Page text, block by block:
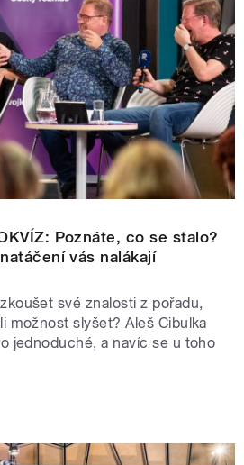
Poznáte, co se stalo?
vás nalákají
své znalosti z pořadu,
možnost slyšet? Aleš Cibulka
jednoduché, a navíc se u toho